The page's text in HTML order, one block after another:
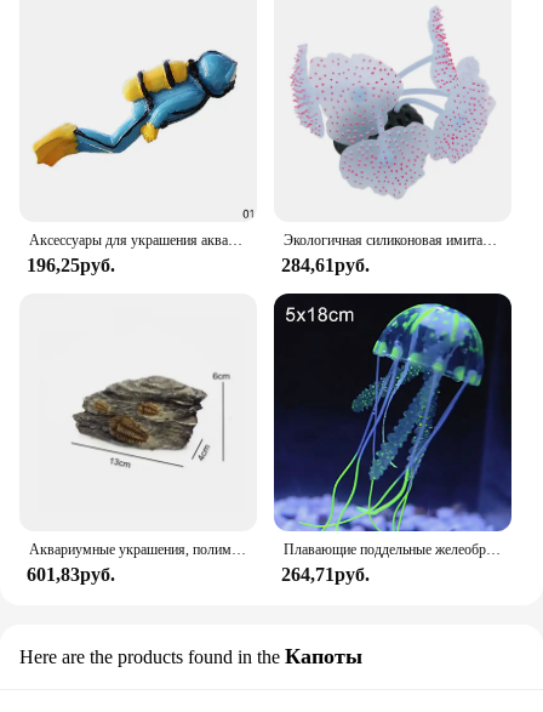
Аксессуары для украшения аквариума, мини-украшения для людей, растения, камни, декор, черепаха, флуоресцентные цвета для аквариума, светоотражающие
196,25руб.
Экологичная силиконовая имитация кораллового флуоресцентного фотографического орнамента для аквариума
284,61руб.
Аквариумные украшения, полимерные ископаемые искусственные аквариумные украшения, креветки, маленькие рыбы, рептилии, навес для аквариума, ландшафтный декор, Новинка
601,83руб.
Плавающие поддельные желеобразные рыбы для украшения аквариума, морские тропические рыбки для ландшафта, имитация рыб, украшения для аквариума
264,71руб.
Here are the products found in the Капоты